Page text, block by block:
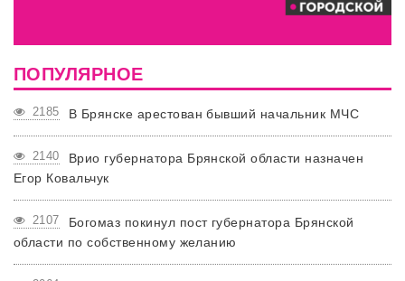
ПОПУЛЯРНОЕ
2185 В Брянске арестован бывший начальник МЧС
2140
Врио губернатора Брянской области назначен
Егор Ковальчук
2107
Богомаз покинул пост губернатора Брянской
области по собственному желанию